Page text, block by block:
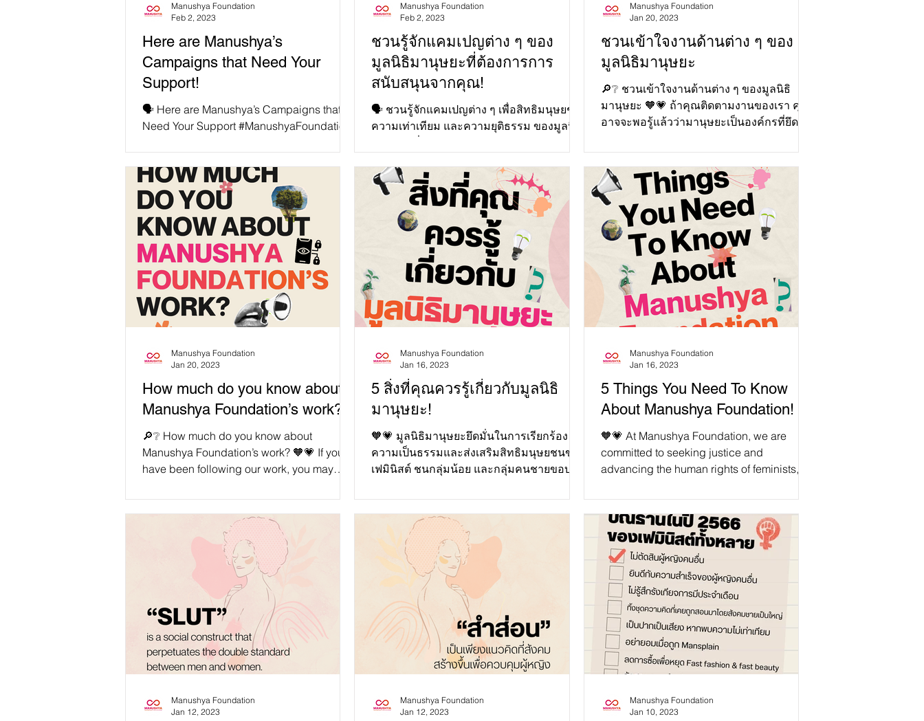
Here are Manushya’s
Campaigns that Need Your
Support!
🗣 Here are Manushya’s Campaigns that
Need Your Support #ManushyaFoundation
Manushya Foundation
Feb 2, 2023
ชวนรู้จักแคมเปญต่าง ๆ ของ
มูลนิธิมานุษยะที่ต้องการการ
สนับสนุนจากคุณ!
🗣 ชวนรู้จักแคมเปญต่าง ๆ เพื่อสิทธิมนุษยชน
ความเท่าเทียม และความยุติธรรม ของมูลนิธิ
Manushya Foundation
Feb 2, 2023
ชวนเข้าใจงานด้านต่าง ๆ ของ
มูลนิธิมานุษยะ
🔎❔ ชวนเข้าใจงานด้านต่าง ๆ ของมูลนิธิ
มานุษยะ 🧡💗 ถ้าคุณติดตามงานของเรา คุณ
อาจจะพอรู้แล้วว่ามานุษยะเป็นองค์กรที่ยึด
Manushya Foundation
Jan 20, 2023
How much do you know about
Manushya Foundation’s work?
🔎❔ How much do you know about
Manushya Foundation’s work? 🧡💗 If you
have been following our work, you may
Manushya Foundation
Jan 20, 2023
5 สิ่งที่คุณควรรู้เกี่ยวกับมูลนิธิ
มานุษยะ!
🧡💗 มูลนิธิมานุษยะยึดมั่นในการเรียกร้อง
ความเป็นธรรมและส่งเสริมสิทธิมนุษยชนของ
เฟมินิสต์ ชนกลุ่มน้อย และกลุ่มคนชายขอบ!
Manushya Foundation
Jan 16, 2023
5 Things You Need To Know
About Manushya Foundation!
🧡💗 At Manushya Foundation, we are
committed to seeking justice and
advancing the human rights of feminists,
Manushya Foundation
Jan 16, 2023
Manushya Foundation
Jan 12, 2023
Manushya Foundation
Jan 12, 2023
Manushya Foundation
Jan 10, 2023